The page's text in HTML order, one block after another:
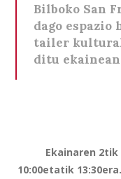
Bilboko San
dago espazio
tailer
ditu ekainean
Ekainaren
10:00etatik